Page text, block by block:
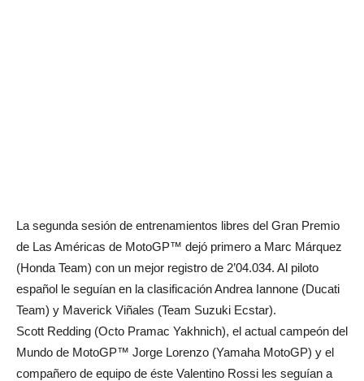
La segunda sesión de entrenamientos libres del Gran Premio
de Las Américas de MotoGP™ dejó primero a Marc Márquez
(Honda Team) con un mejor registro de 2’04.034. Al piloto
español le seguían en la clasificación Andrea Iannone (Ducati
Team) y Maverick Viñales (Team Suzuki Ecstar).
Scott Redding (Octo Pramac Yakhnich), el actual campeón del
Mundo de MotoGP™ Jorge Lorenzo (Yamaha MotoGP) y el
compañero de equipo de éste Valentino Rossi les seguían a